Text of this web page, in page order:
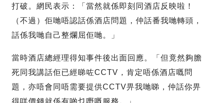
打破。網民表示：「當然就係即刻同酒店反映啦！
（不過）佢哋唔認話係酒店問題，仲話番我哋轉頭，
話係我哋自己整爛屈佢哋。」
當時酒店總經理得知事件後出面回應。「但竟然夠膽
死同我講話佢已經睇咗CCTV，肯定唔係酒店嘅問
題，亦唔會同唔需要提供CCTV畀我哋睇，仲話你畀